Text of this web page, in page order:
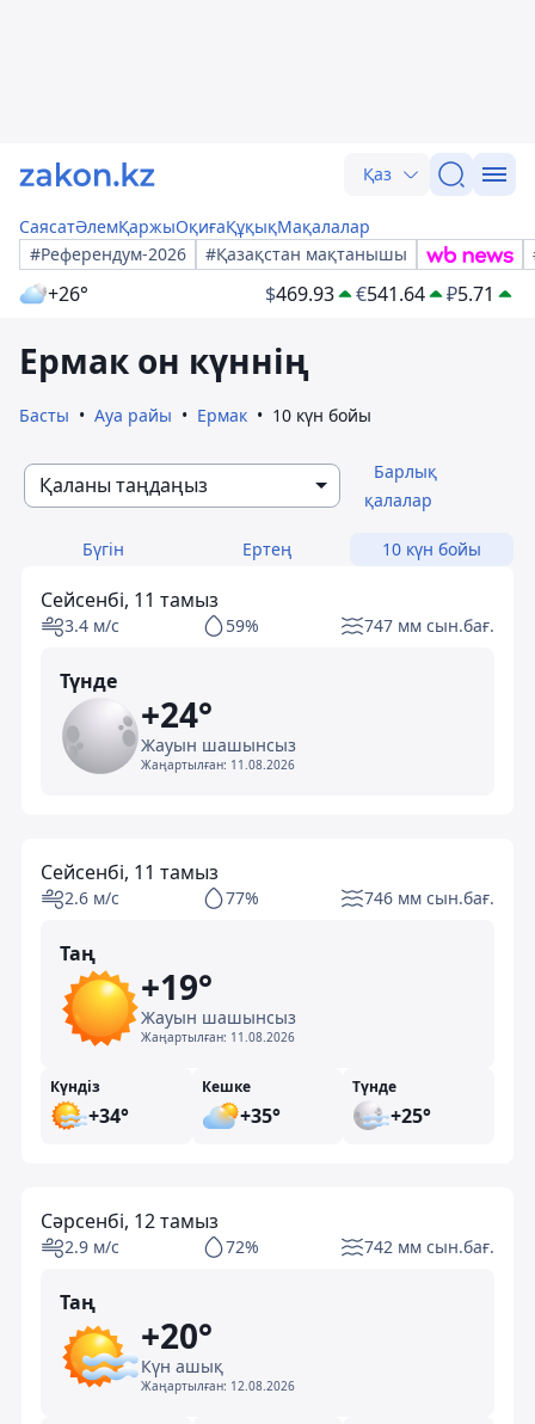
Қаз
СаясатӘлемҚаржыОқиғаҚұқықМақалалар
#Референдум-2026
#Қазақстан мақтанышы
+26° $469.93 €541.64 ₽5.71
Ермак он күннің
Басты Ауа райы Ермак 10 күн бойы
Қаланы таңдаңыз
Барлық
қалалар
Бүгін Ертең 10 күн бойы
Сейсенбі, 11 тамыз
3.4 м/с 59% 747 мм сын.бағ.
Түнде
+24°
Жауын шашынсыз
Жаңартылған: 11.08.2026
Сейсенбі, 11 тамыз
2.6 м/с 77% 746 мм сын.бағ.
Таң
+19°
Жауын шашынсыз
Жаңартылған: 11.08.2026
Күндіз
+34°
Кешке
+35°
Түнде
+25°
Сәрсенбі, 12 тамыз
2.9 м/с 72% 742 мм сын.бағ.
Таң
+20°
Күн ашық
Жаңартылған: 12.08.2026